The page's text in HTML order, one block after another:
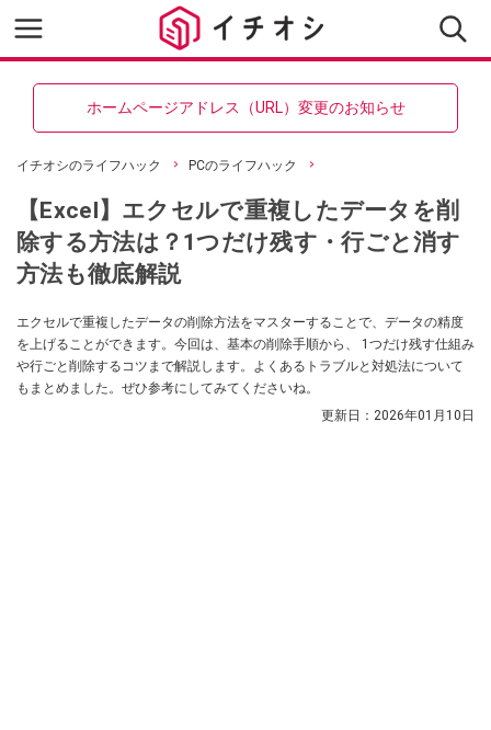
ホームページアドレス（URL）変更のお知らせ
イチオシのライフハック PCのライフハック
【Excel】エクセルで重複したデータを削
除する方法は？1つだけ残す・行ごと消す
方法も徹底解説
エクセルで重複したデータの削除方法をマスターすることで、データの精度
を上げることができます。今回は、基本の削除手順から、 1つだけ残す仕組み
や行ごと削除するコツまで解説します。よくあるトラブルと対処法について
もまとめました。ぜひ参考にしてみてくださいね。
更新日： 2026年01月10日